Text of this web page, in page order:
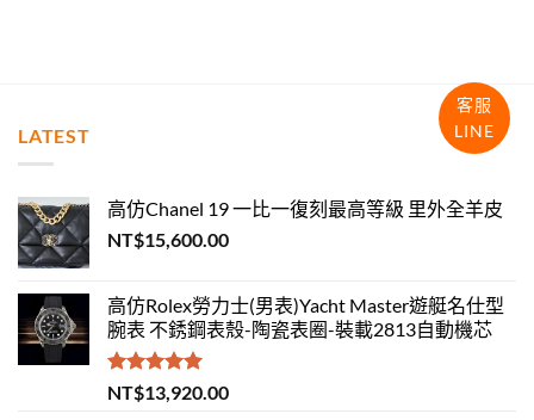
LATEST
高仿Chanel 19 一比一復刻最高等級 里外全羊皮
NT$15,600.00
高仿Rolex勞力士(男表)Yacht Master遊艇名仕型
腕表 不銹鋼表殼-陶瓷表圈-裝載2813自動機芯
評分5.00
滿分 5
NT$13,920.00
客服
LINE